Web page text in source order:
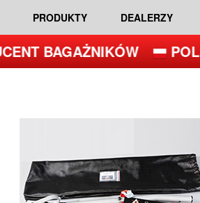
PRODUKTY DEALERZY
BAGAŻNIKÓW